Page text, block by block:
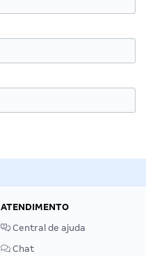
ATENDIMENTO
Central de ajuda
Chat